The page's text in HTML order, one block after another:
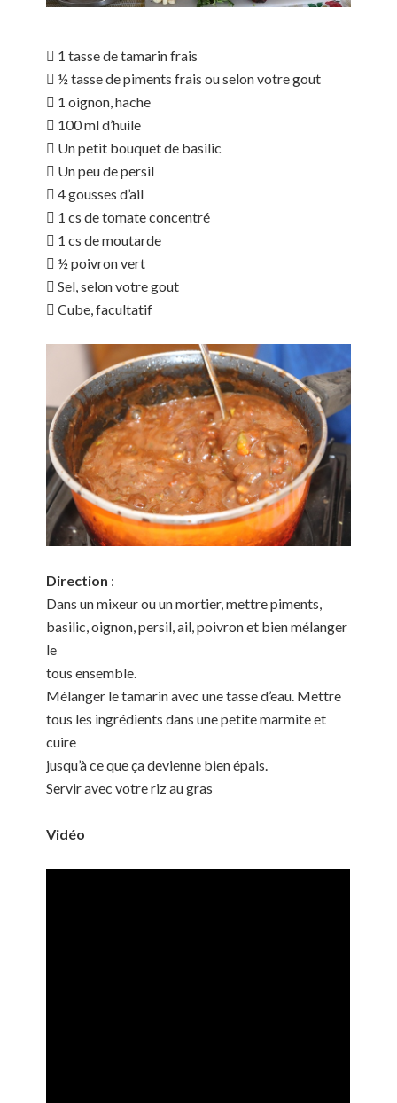
 1 tasse de tamarin frais
 ½ tasse de piments frais ou selon votre gout
 1 oignon, hache
 100 ml d’huile
 Un petit bouquet de basilic
 Un peu de persil
 4 gousses d’ail
 1 cs de tomate concentré
 1 cs de moutarde
 ½ poivron vert
 Sel, selon votre gout
 Cube, facultatif
Direction :
Dans un mixeur ou un mortier, mettre piments,
basilic, oignon, persil, ail, poivron et bien mélanger
le
tous ensemble.
Mélanger le tamarin avec une tasse d’eau. Mettre
tous les ingrédients dans une petite marmite et
cuire
jusqu’à ce que ça devienne bien épais.
Servir avec votre riz au gras
Vidéo